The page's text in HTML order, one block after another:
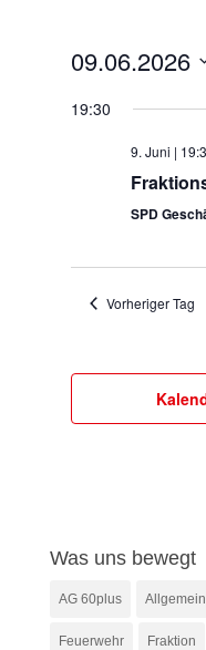
09.06.2026
19:30
9. Juni |
SPD
Vorheriger Tag
Was uns bewegt
AG 60plus
Feuerwehr Fraktion